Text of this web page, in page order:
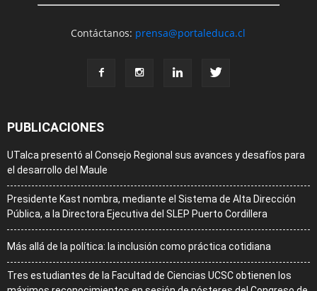
Contáctanos: prensa@portaleduca.cl
PUBLICACIONES
UTalca presentó al Consejo Regional sus avances y desafíos para
el desarrollo del Maule
Presidente Kast nombra, mediante el Sistema de Alta Dirección
Pública, a la Directora Ejecutiva del SLEP Puerto Cordillera
Más allá de la política: la inclusión como práctica cotidiana
Tres estudiantes de la Facultad de Ciencias UCSC obtienen los